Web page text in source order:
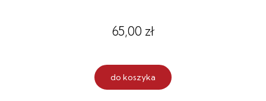
65,00 zł
do koszyka